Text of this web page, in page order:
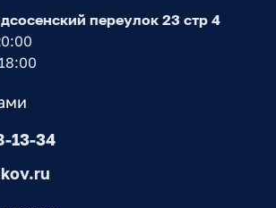
переулок 23 стр 4
13-34